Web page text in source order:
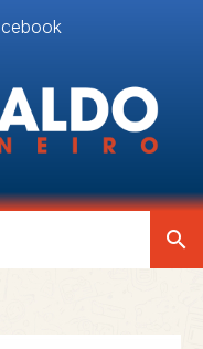
search